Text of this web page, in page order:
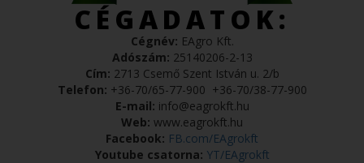
CÉGADATOK:
Cégnév: EAgro Kft.
Adószám: 25140206-2-13
Cím: 2713 Csemő Szent István u. 2/b
Telefon: +36-70/65-77-900 +36-70/38-77-900
E-mail: info@eagrokft.hu
Web: www.eagrokft.hu
Facebook: FB.com/EAgrokft
Youtube csatorna: YT/EAgrokft